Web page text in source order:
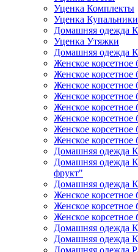
Уценка Комплекты
Уценка Купальники
Домашняя одежда
Уценка Утяжки
Домашняя одежда
Женское корсетное
Женское корсетное
Женское
Женское корсетное
Женское
Женское
Женское корсетное
Женское корсетное
Домашняя одежда
Домашняя одежда
фрукт"
Домашняя одежда
Женское
Женское
Женское
Домашняя одежда
Домашняя одежда
Домашняя одежда